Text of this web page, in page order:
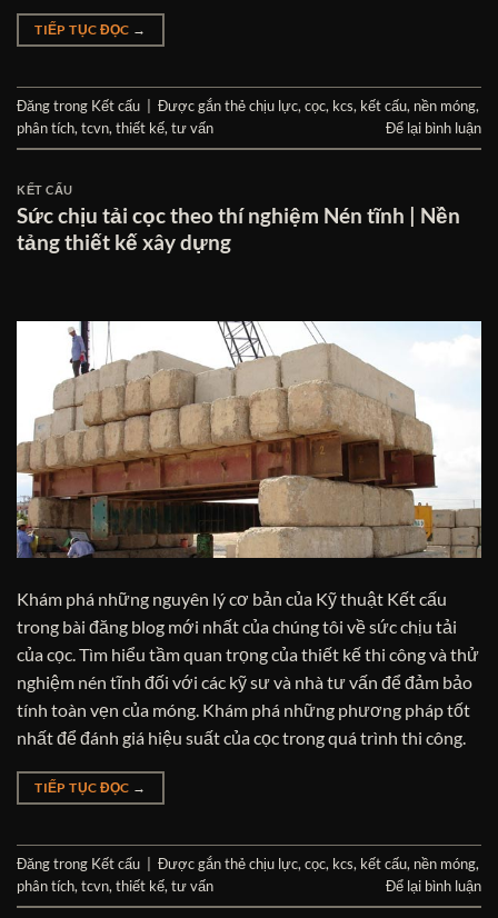
TIẾP TỤC ĐỌC →
Đăng trong Kết cấu Được gắn thẻchịu lực,cọc, kcs, kết cấu, nền móng,
phân tích,tcvn,thiết kế,tư vấn Để lại bình luận
KẾT CẤU
Sức chịu tải cọc theo thí nghiệm Nén tĩnh | Nền
tảng thiết kế xây dựng
Khám phá những nguyên lý cơ bản của Kỹ thuật Kết cấu
trong bài đăng blog mới nhất của chúng tôi về sức chịu tải
của cọc. Tìm hiểu tầm quan trọng của thiết kế thi công và thử
nghiệm nén tĩnh đối với các kỹ sư và nhà tư vấn để đảm bảo
tính toàn vẹn của móng. Khám phá những phương pháp tốt
nhất để đánh giá hiệu suất của cọc trong quá trình thi công.
TIẾP TỤC ĐỌC →
Đăng trong Kết cấu Được gắn thẻchịu lực,cọc, kcs, kết cấu, nền móng,
phân tích,tcvn,thiết kế,tư vấn Để lại bình luận